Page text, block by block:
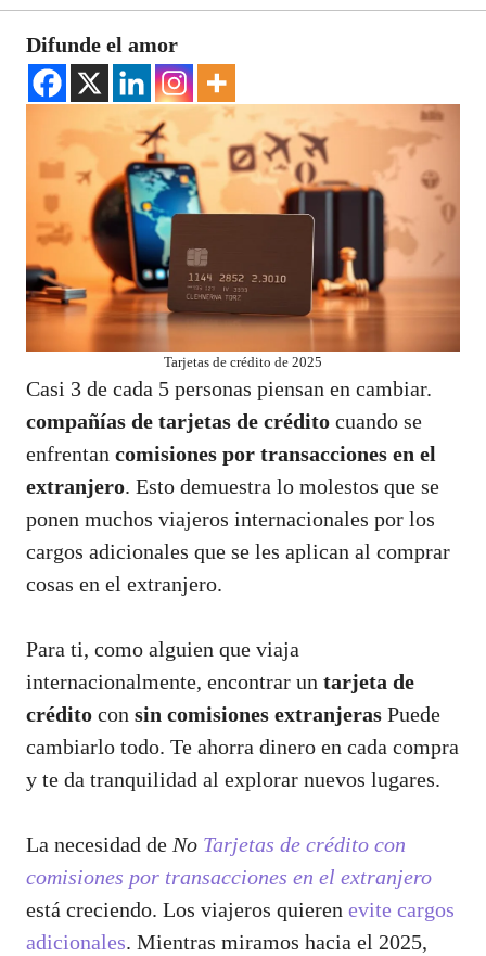
Difunde el amor
Tarjetas de crédito de 2025
Casi 3 de cada 5 personas piensan en cambiar.
compañías de tarjetas de crédito cuando se
enfrentan comisiones por transacciones en el
extranjero. Esto demuestra lo molestos que se
ponen muchos viajeros internacionales por los
cargos adicionales que se les aplican al comprar
cosas en el extranjero.
Para ti, como alguien que viaja
internacionalmente, encontrar un tarjeta de
crédito con sin comisiones extranjeras Puede
cambiarlo todo. Te ahorra dinero en cada compra
y te da tranquilidad al explorar nuevos lugares.
La necesidad de No Tarjetas de crédito con
comisiones por transacciones en el extranjero
está creciendo. Los viajeros quieren evite cargos
adicionales. Mientras miramos hacia el 2025,